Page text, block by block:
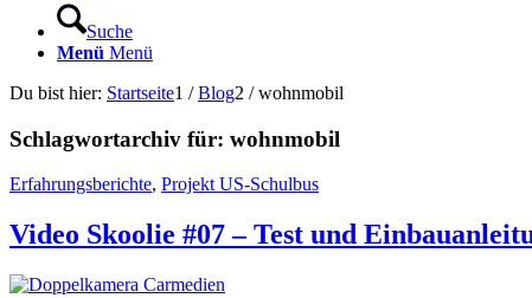
Suche
Menü Menü
Du bist hier: Startseite1 / Blog2 / wohnmobil
Schlagwortarchiv für: wohnmobil
Erfahrungsberichte, Projekt US-Schulbus
Video Skoolie #07 – Test und